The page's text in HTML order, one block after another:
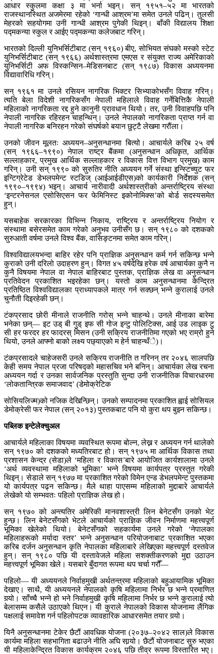
आधार स्कुलमा कक्षा ३ मा भर्ना भइन्। सन् १९५१–५२ मा भारतको
राजस्थानस्थित अजमेरमा रहेको ‘गान्धी आश्रम’मा समेत उनले पढिन्। तुलसी
मेहरको सहयोगमा उनी गान्धी आश्रम पुगेकी थिइन्। बाँकी विद्यालय शिक्षा
पद्मकन्या स्कुल र आईए पद्मकन्या कलेजबाट गरिन्।
भारतको दिल्ली युनिभर्सिटीबाट (सन् १९६०) बीए, सोभियत संघको मस्को स्टेट
युनिभर्सिटीबाट (सन् १९६६) अर्थशास्त्रमा एमएस र संयुक्त राज्य अमेरिकाको
युनिभर्सिटी अफ विस्कन्सिन–मेडिसनबाट (सन् १९८७) विकास अध्ययनमा
विद्यावारिधि गरिन्।
सन् १९६१ मा उनले रसियन नागरिक भिक्टर सिभ्याकोभसँग विवाह गरिन्।
त्यति बेला विदेशी नागरिकसँग नेपाली महिलाले विवाह गर्नेबित्तिकै नेपाली
महिलाको नागरिकता रद्द हुने कानुनी प्रावधान थियो। तर, उनी विवाहपछि पनि
नेपाली नागरिक रहिरहन चाहन्थिन्। उनले नेपालको नागरिकता प्राप्त गर्न वा
नेपाली नागरिक बनिरहन गरेको संघर्षको बयान छुट्टै लेखमा गरौंला।
उनको जीवन मूलतः अध्ययन–अनुसन्धानमा बित्यो। आचार्यले करिब २५ वर्ष
(सन् १९६६–१९९०) नेपाल राष्ट्र बैंकमा (अनुसन्धान अधिकृत, आर्थिक
सल्लाहकार, प्रमुख आर्थिक सल्लाहकार र विकास वित्त विभाग प्रमुख) काम
गरिन्। उनी सन् १९९० को सुरुतिर नीति अध्ययन गर्ने संस्था इन्स्टिच्युट फर
इन्टिग्रेटेड डेभलपमेन्ट स्टडिज् (आईआईडीएस)को कार्यकारी निर्देशक (सन्
१९९०–१९९४) भइन्। आचार्य नारीवादी अर्थशास्त्रीको अन्तर्राष्ट्रिय संस्था
‘इन्टरनेसनल एसोसिएसन फर फेमिनिस्ट इकोनोमिक्स’को बोर्ड सदस्यसमेत
हुन्।
यसबाहेक सरकारका विभिन्न निकाय, राष्ट्रिय र अन्तर्राष्ट्रिय नियोग र
संस्थामा बसेरसमेत काम गरेको अनुभव उनीसँग छ। सन् १९८० को दशकको
सुरुआती वर्षमा उनले विश्व बैंक, वासिङ्टनमा समेत काम गरिन्।
विश्वविद्यालयभन्दा बाहिर रहेर पनि प्राज्ञिक अनुसन्धान कर्म गर्न सकिन्छ भन्ने
कुराको उनी दरिलो उदाहरण हुन्। विगत ४५ वर्षदेखि हरेक वर्ष आचार्यका कुनै न
कुनै विषयमा नेपाल वा नेपाल बाहिरबाट पुस्तक, प्राज्ञिक लेख वा अनुसन्धान
प्रतिवेदन प्रकाशित भइरहेका छन्। यस्तो काम अनुसन्धानमा केन्द्रित
प्रतिष्ठित विश्वविद्यालका प्राध्यापकले मात्र गर्न सक्छन् भन्ने कुरालाई उनले
चुनौती दिइरहेकी छन्।
टंकप्रसाद छोरी मीनाले राजनीति गरोस् भन्ने चाहन्थे। उनले मीनाका बारेमा
भनेका छन्— इट उड् बी गुड् इफ सी गोज इन्टु पोलिटिक्स, आई उड लाइक टु
सी हर फरदर हर फादरस् मिसन (उनी सक्रिय राजनीतिमा गएको भए राम्रो हुने
थियो, उनले आफ्नो बाको लक्ष्य पछ्याएको म हेर्न चाहन्थँे)।
टंकप्रसादले चाहेजसरी उनले सक्रिय राजनीति त गरिनन् तर २०४६ सालपछि
केही समय नेपाल प्रजा परिषद्को महासचिव भने बनिन्। आचार्यका लेख रचना
अध्ययन गर्दा र उनका सार्वजनिक प्रस्तुति सुन्दा उनी राजनीतिक विचारधारमा
‘लोकतान्त्रिक समाजवाद’ (डेमोक्रेटिक
सोसियलिज्म)को नजिक देखिन्छिन्। उनको सम्पादनमा प्रकाशित ह्वाई सोसियल
डेमोक्रेसी फर नेपाल (सन् २०१३) पुस्तकबाट पनि यो कुरा थप बुझ्न सकिन्छ।
पब्लिक इन्टेलेक्चुअल
आचार्यले महिलाका विषयमा व्यवस्थित रूपमा बोल्न, लेख्न र अध्ययन गर्न थालेको
सन् १९७० को दशकको मध्यतिरबाट हो। सन् १९७५ मा आर्थिक विकास तथा
प्रशासन केन्द्र (सेडा)ले ‘महिला र विकास’बारे आयोजित कार्यशालामा उनले
‘अर्थ व्यवस्थामा महिलाको भूमिका’ भन्ने विषयमा कार्यपत्र प्रस्तुत गरेकी
थिइन्। सेडाले सन् १९७७ मा प्रकाशित गरेको विमेन एन्ड डेभलपमेन्ट पुस्तकमा
यो कार्यपत्र पढ्न सकिन्छ। मैले थाहा पाएसम्म महिलाको मुद्दाबारे आचार्यले
लेखेको यो सम्भवतः पहिलो प्राज्ञिक लेख हो।
सन् १९७० को अन्त्यतिर अमेरिकी मानवशास्त्री लिन बेनेटसँग उनको भेट
हुन्छ। लिन बेनेटसँगको भेटले आचार्यको प्राज्ञिक जीवन निर्माणमा महत्त्वपूर्ण
भूमिका खेलेको थियो। बेनेटसँगको सहकार्यमा उनले गरेको ‘नेपालका
महिलाहरूको मर्यादा स्तर’ भन्ने अनुसन्धान परियोजनाबाट प्रकाशित भएका
करिब दर्जन अनुसन्धान कृति नेपालका महिलाबारे लेखिएका महत्त्वपूर्ण दस्तवेज
हुन्। सन् १९८० पछि यी दस्तावेजले महिला सशक्तीकरणको मुद्दा उठाउन
महत्त्वपूर्ण भूमिका खेले। यसबारे बुँदागत रूपमा थप चर्चा गरौँ—
पहिलो— यी अध्ययनले निर्वाहमुखी अर्थतन्त्रमा महिलाको बहुआयामिक भूमिका
देखाए। साथै, यी अध्ययनले नेपालको कृषि महिलामा निर्भर छ भन्ने प्रमाणित
गर्‍यो। साँच्चै भन्ने हो भने निर्वाहमुखी कृषि महिलामा निर्भर छ भन्ने कुरालाई त्यो
बेलासम्म कसैले उठाएको थिएन। यी कुराले नेपालको विकास योजनामा लैंगिक
पक्षलाई समावेश गर्न पहिलोपटक व्यावहारिक आधारसमेत तयार गर्‍यो।
यिनै अनुसन्धानमा टेकेर छैटौं आवधिक योजना (२०३७–२०४२ साल)ले विकास
कार्यमा महिला सहभागिता बढाउने नीति अघि सार्‍यो। छैटौं योजनाबाट सुरु भएका
यी महिलाकेन्द्रित विकास कार्यक्रम २०४६ पछि तीव्र रूपमा विस्तारित भए।